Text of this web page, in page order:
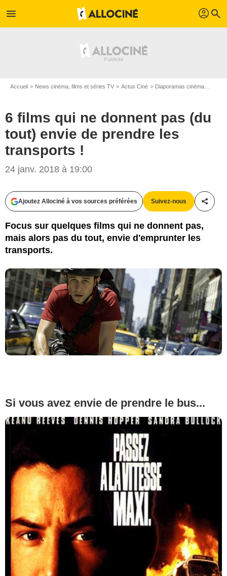
menu profil search
Accueil News cinéma, films et séries TV Actus Ciné Diaporamas cinéma
6 films qui ne donnent pas (du
tout) envie de prendre les
transports !
24 janv. 2018 à 19:00
Ajoutez Allociné à vos sources préférées Suivez-nous
Focus sur quelques films qui ne donnent pas,
mais alors pas du tout, envie d'emprunter les
transports.
Si vous avez envie de prendre le bus...